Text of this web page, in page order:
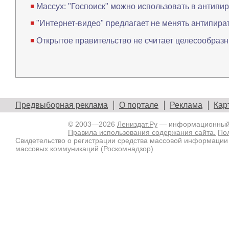
Массух: "Госпоиск" можно использовать в
"Интернет-видео" предлагает не менять
Открытое правительство не считает
Предвыборная реклама О портале Реклама
© 2003—2026 Лениздат.Ру — информационный
Правила использования содержания сайта.
Свидетельство о регистрации средства массовой
массовых коммуникаций (Роскомнадзор)